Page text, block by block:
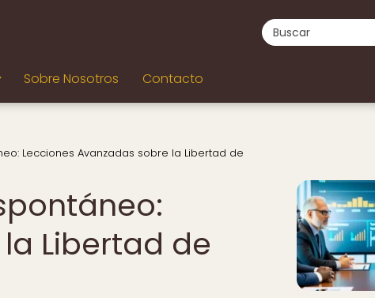
Sobre Nosotros Contacto
Lecciones Avanzadas sobre la Libertad de
Libertad de